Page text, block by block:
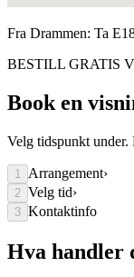
Fra Drammen: Ta
BESTILL GRATIS
Book en
Velg tidspunkt
1 Arrangement›
2 Velg tid›
3 Kontaktinfo
Hva handler